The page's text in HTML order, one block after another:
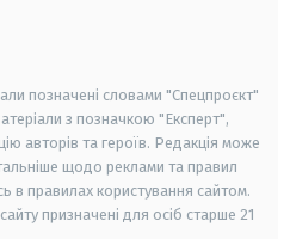
позначені словами "Спецпроєкт"
з позначкою "Експерт",
авторів та героїв. Редакція може
щодо реклами та правил
в правилах користування сайтом.
призначені для осіб старше 21